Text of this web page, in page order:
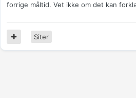
forrige måltid. Vet ikke om det kan
Siter